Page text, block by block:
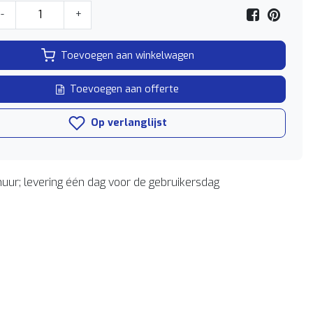
- +
Toevoegen aan winkelwagen
Toevoegen aan offerte
Op verlanglijst
levering één dag voor de gebruikersdag